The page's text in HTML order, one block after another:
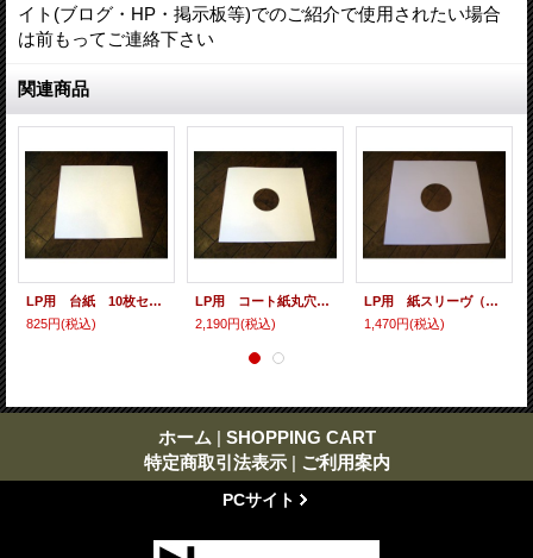
イト(ブログ・HP・掲示板等)でのご紹介で使用されたい場合
は前もってご連絡下さい
関連商品
LP用 台紙 10枚セット
825円(税込)
LP用 コート紙丸穴ジャケ 10枚セット
2,190円(税込)
LP用 紙スリーヴ（レギュラー 四角の角） 10枚セット
1,470円(税込)
ホーム | SHOPPING CART
特定商取引法表示 | ご利用案内
PCサイト